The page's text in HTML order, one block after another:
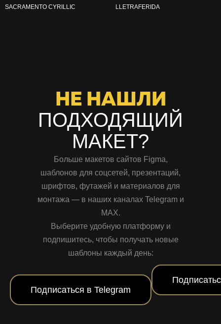
SACRAMENTO CYRILLIC LLETRAFERIDA
НЕ НАШЛИ
ПОДХОДЯЩИЙ
МАКЕТ?
Больше макетов сайтов Figma,
шаблонов для соцсетей, презентаций,
шрифтов, футажей и материалов для
монтажа — в наших каналах Telegram и
MAX.
Выберите удобную платформу и
подпишитесь, чтобы получать новые
шаблоны каждый день:
Подписаться в Telegram